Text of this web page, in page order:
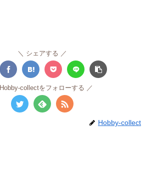
シェアする
Hobby-collectをフォローする
Hobby-collect